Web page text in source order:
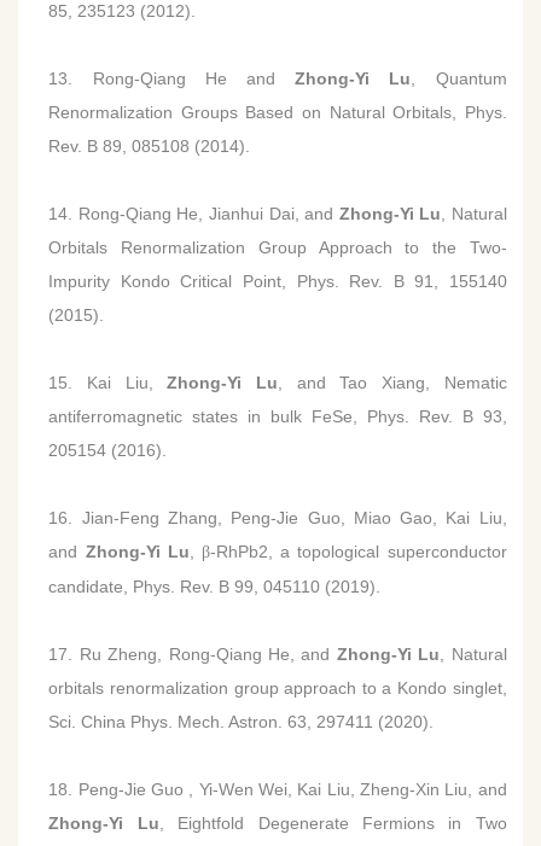
85, 235123 (2012).
13. Rong-Qiang He andZhong-Yi Lu, Quantum
Renormalization Groups Based on Natural Orbitals, Phys.
Rev. B 89, 085108 (2014).
14. Rong-Qiang He, Jianhui Dai, and Zhong-Yi Lu, Natural
Orbitals Renormalization Group Approach to the Two-
Impurity Kondo Critical Point, Phys. Rev. B 91, 155140
(2015).
15. Kai Liu,Zhong-Yi Lu, and Tao Xiang, Nematic
antiferromagnetic states in bulk FeSe, Phys. Rev. B 93,
205154 (2016).
16. Jian-Feng Zhang, Peng-Jie Guo, Miao Gao, Kai Liu,
and Zhong-Yi Lu, β-RhPb2, a topological superconductor
candidate, Phys. Rev. B 99, 045110 (2019).
17. Ru Zheng, Rong-Qiang He, and Zhong-Yi Lu, Natural
orbitals renormalization group approach to a Kondo singlet,
Sci. China Phys. Mech. Astron. 63, 297411 (2020).
18. Peng-Jie Guo , Yi-Wen Wei, Kai Liu, Zheng-Xin Liu, and
Zhong-Yi Lu, Eightfold Degenerate Fermions in Two